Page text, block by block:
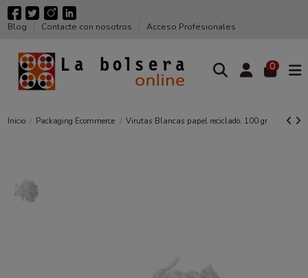
Blog Contacte con nosotros Acceso Profesionales
0
Inicio Packaging Ecommerce Virutas Blancas papel reciclado. 100 gr